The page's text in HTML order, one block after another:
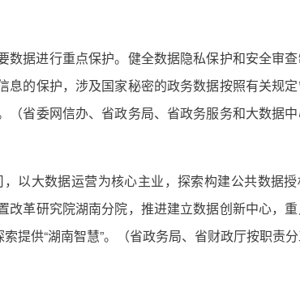
数据进行重点保护。健全数据隐私保护和安全审
的保护，涉及国家秘密的政务数据按照有关规
省委网信办、省政务局、省政务服务和大数据中
以大数据运营为核心主业，探索构建公共数据
革研究院湖南分院，推进建立数据创新中心，
供“湖南智慧”。（省政务局、省财政厅按职责分